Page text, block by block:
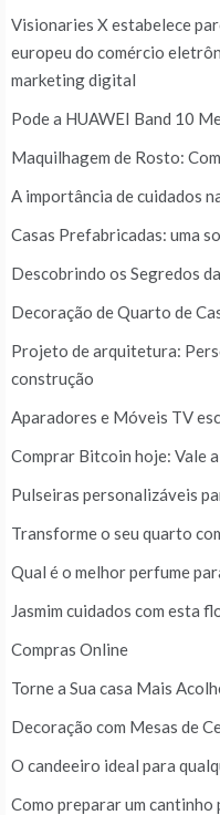
Visionaries X estabelece
europeu do comércio
marketing digital
Pode a HUAWEI Band 10
Maquilhagem de Rosto:
A importância de cuidados
Casas Prefabricadas: uma
Descobrindo os Segredos
Decoração de Quarto de
Projeto de arquitetura:
construção
Aparadores e Móveis TV
Comprar Bitcoin hoje: Vale a
Pulseiras personalizáveis
Transforme o seu quarto
Qual é o melhor perfume
Jasmim cuidados com esta
Compras Online
Torne a Sua casa Mais
Decoração com Mesas de
O candeeiro ideal para
Como preparar um cantinho